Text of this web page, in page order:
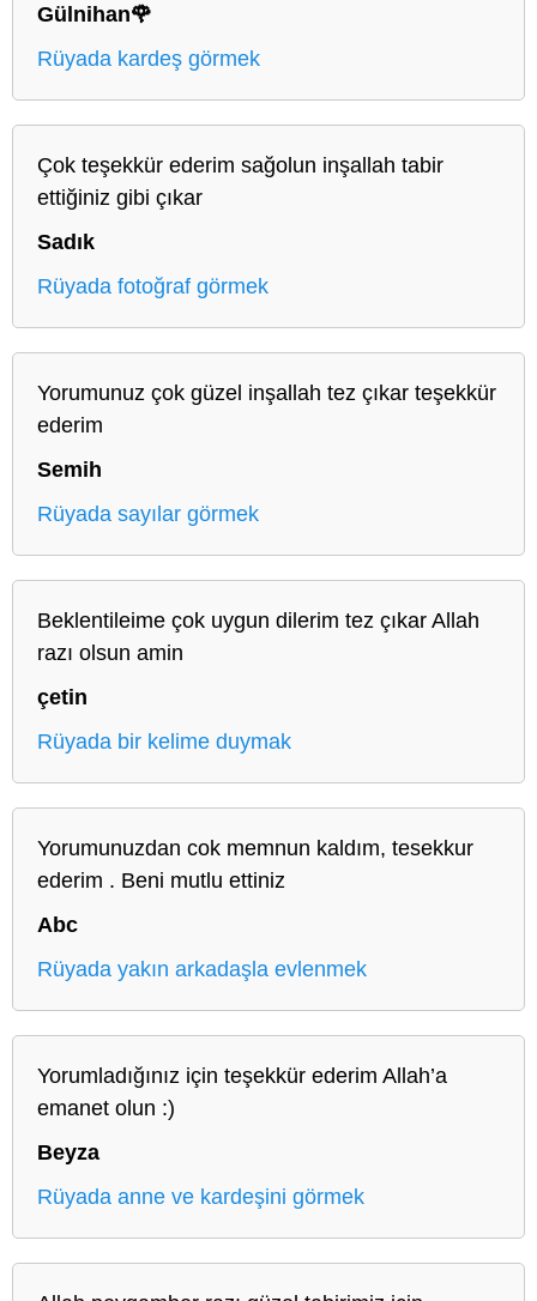
Gülnihan🌹
Rüyada kardeş görmek
Çok teşekkür ederim sağolun inşallah tabir
ettiğiniz gibi çıkar
Sadık
Rüyada fotoğraf görmek
Yorumunuz çok güzel inşallah tez çıkar teşekkür
ederim
Semih
Rüyada sayılar görmek
Beklentileime çok uygun dilerim tez çıkar Allah
razı olsun amin
çetin
Rüyada bir kelime duymak
Yorumunuzdan cok memnun kaldım, tesekkur
ederim . Beni mutlu ettiniz
Abc
Rüyada yakın arkadaşla evlenmek
Yorumladığınız için teşekkür ederim Allah’a
emanet olun :)
Beyza
Rüyada anne ve kardeşini görmek